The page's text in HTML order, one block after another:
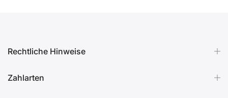
Rechtliche Hinweise
Zahlarten